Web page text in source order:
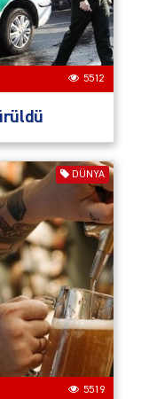
5512
DÜNYA
5519